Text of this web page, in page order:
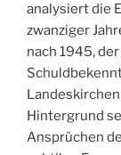
analysiert die
zwanziger
nach 1945,
Hintergrund
Ansprüchen